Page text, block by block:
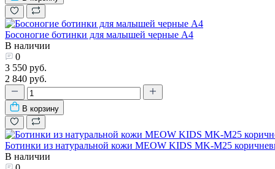
Босоногие ботинки для малышей черные А4
В наличии
0
3 550 руб.
2 840 руб.
В корзину
Ботинки из натуральной кожи MEOW KIDS MK-M25
В наличии